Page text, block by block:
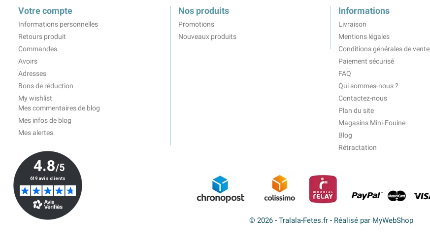
Votre compte
Informations personnelles
Retours produit
Commandes
Avoirs
Adresses
Bons de réduction
My wishlist
Mes commentaires de blog
Mes infos de blog
Mes alertes
Nos produits
Promotions
Nouveaux produits
Informations
Livraison
Mentions légales
Conditions générales de vente
Paiement sécurisé
FAQ
Qui sommes-nous ?
Contactez-nous
Plan du site
Magasins Mini-Fouine
Blog
Rétractation
© 2026 - Tralala-Fetes.fr - Réalisé par MyWebShop